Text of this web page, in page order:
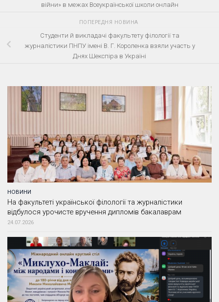
війни» в межах Всеукраїнської школи онлайн
ПОПЕРЕДНЯ НОВИНА
Студенти й викладачі факультету філології та
журналістики ПНПУ імені В. Г. Короленка взяли участь у
Днях Шекспіра в Україні
НОВИНИ
На факультеті української філології та журналістики
відбулося урочисте вручення дипломів бакалаврам
24.07.2026